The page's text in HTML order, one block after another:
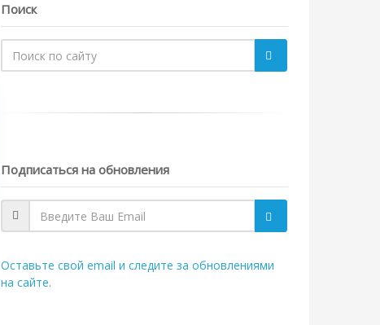
Поиск
Подписаться на обновления
Оставьте свой email и следите за обновлениями
на сайте.